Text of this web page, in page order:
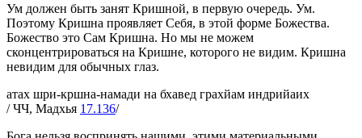
Ум должен быть занят Кришной, в первую очередь. Ум.
Поэтому Кришна проявляет Себя, в этой форме Божества.
Божество это Сам Кришна. Но мы не можем
сконцентрироваться на Кришне, которого не видим. Кришна
невидим для обычных глаз.
атах шри-кршна-намади на бхавед грахйам индрийаих
/ ЧЧ, Мадхья 17.136/